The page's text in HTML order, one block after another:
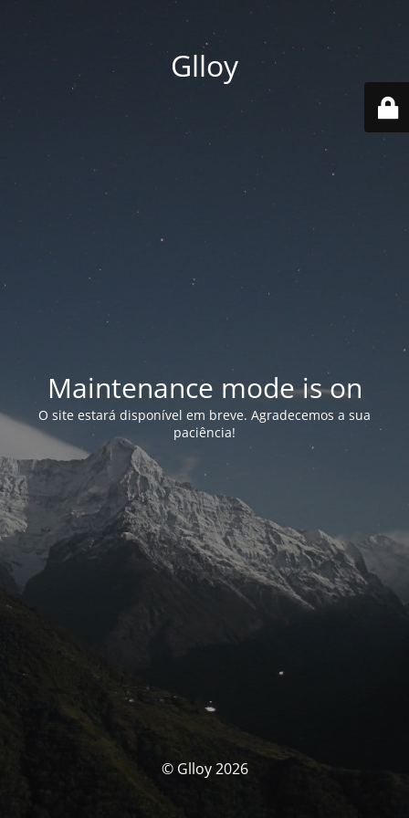
Glloy
Maintenance mode is on
O site estará disponível em breve. Agradecemos a sua
paciência!
© Glloy 2026